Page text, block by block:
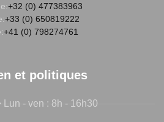
+32 (0) 477383963
+33 (0) 650819222
+41 (0) 798274761
et politiques
Lun - ven : 8h - 16h30